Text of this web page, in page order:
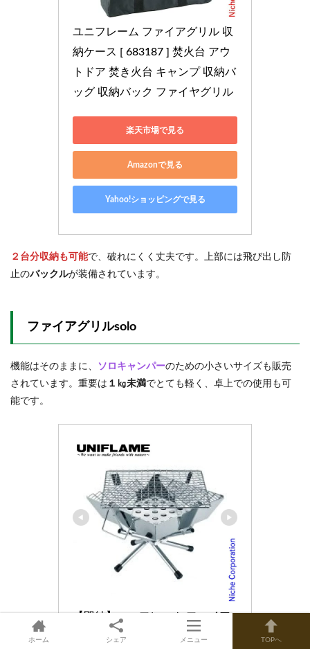
ユニフレーム ファイアグリル 収
納ケース [ 683187 ] 焚火台 アウ
トドア 焚き火台 キャンプ 収納バ
ッグ 収納バック ファイヤグリル
楽天市場で見る
Amazonで見る
Yahoo!ショッピングで見る
２台分収納も可能で、破れにくく丈夫です。上部には飛び出し防
止のバックルが装備されています。
ファイアグリルsolo
機能はそのままに、 ソロキャンパーのための小さいサイズも販売
されています。重要は １㎏未満でとても軽く、卓上での使用も可
能です。
【即納】ユニフレーム ファイア
グリルsolo 683095 焚き火台 ア
ホーム シェア メニュー TOPへ